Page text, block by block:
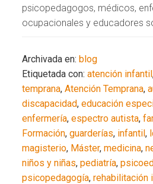
psicopedagogos, médicos,
ocupacionales y educadores
Archivada en:blog
Etiquetada con:atención infantil
temprana,Atención Temprana,
discapacidad,educación
enfermería,espectro autista,
Formación,guarderías, infantil,
magisterio, Máster,medicina,
niños y niñas,pediatría,
psicopedagogía,rehabilitación